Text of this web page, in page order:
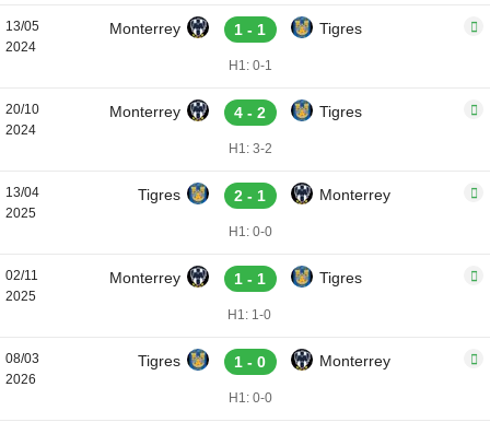
13/05
2024
Monterrey 1 - 1 Tigres
H1: 0-1
20/10
2024
Monterrey 4 - 2 Tigres
H1: 3-2
13/04
2025
Tigres 2 - 1 Monterrey
H1: 0-0
02/11
2025
Monterrey 1 - 1 Tigres
H1: 1-0
08/03
2026
Tigres 1 - 0 Monterrey
H1: 0-0